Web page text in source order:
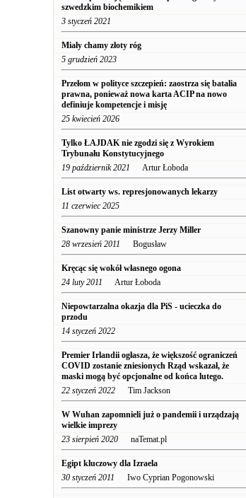
szwedzkim biochemikiem
3 styczeń 2021
Miały chamy złoty róg
5 grudzień 2023
Przełom w polityce szczepień: zaostrza się batalia
prawna, ponieważ nowa karta ACIP na nowo
definiuje kompetencje i misję
25 kwiecień 2026
Tylko ŁAJDAK nie zgodzi się z Wyrokiem
Trybunału Konstytucyjnego
19 październik 2021 Artur Łoboda
List otwarty ws. represjonowanych lekarzy
11 czerwiec 2025
Szanowny panie ministrze Jerzy Miller
28 wrzesień 2011 Bogusław
Kręcąc się wokół własnego ogona
24 luty 2011 Artur Łoboda
Niepowtarzalna okazja dla PiS - ucieczka do
przodu
14 styczeń 2022
Premier Irlandii ogłasza, że ​​większość ograniczeń
COVID zostanie zniesionych Rząd wskazał, że
maski mogą być opcjonalne od końca lutego.
22 styczeń 2022 Tim Jackson
W Wuhan zapomnieli już o pandemii i urządzają
wielkie imprezy
23 sierpień 2020 naTemat.pl
Egipt kluczowy dla Izraela
30 styczeń 2011 Iwo Cyprian Pogonowski